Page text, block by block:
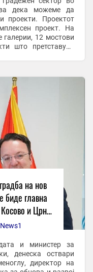
дека можеме да
проекти. Проектот
проект. На
галерии, 12 мостови
што претставува
на нов
биде главна
и Црна
News1
и министер за
денеска оствари
директор на